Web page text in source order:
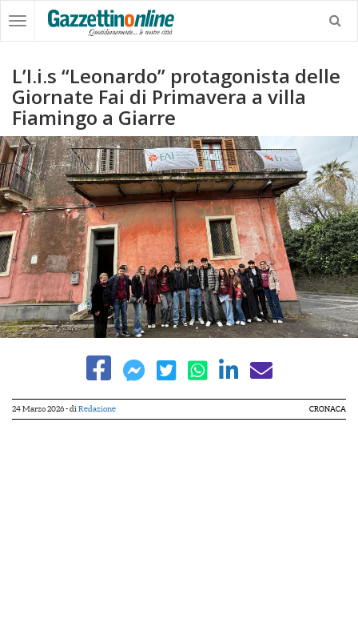
L’I.i.s “Leonardo” protagonista delle
Giornate Fai di Primavera a villa
Fiamingo a Giarre
24 Marzo 2026- di Redazione CRONACA